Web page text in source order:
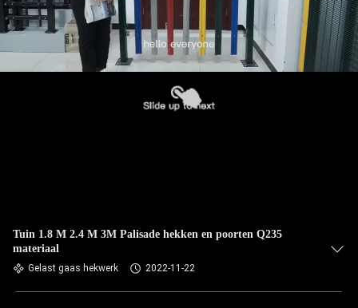
Tuin 1.8 M 2.4 M 3M Palisade hekken en poorten Q235
materiaal
Gelast gaas hekwerk 2022-11-22